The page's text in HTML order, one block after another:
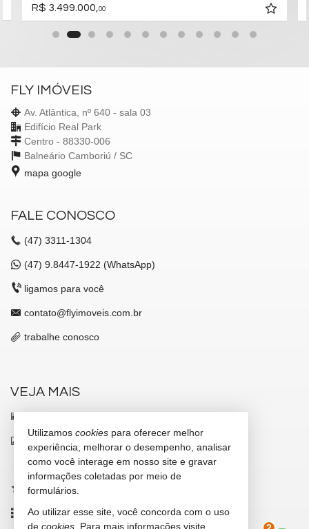
R$ 3.499.000,00
FLY IMÓVEIS
Av. Atlântica, nº 640 - sala 03
Edifício Real Park
Centro - 88330-006
Balneário Camboriú / SC
mapa google
FALE CONOSCO
(47) 3311-1304
(47) 9.8447-1922 (WhatsApp)
ligamos para você
contato@flyimoveis.com.br
trabalhe conosco
VEJA MAIS
indicadores financeiros
cadastre seu imóvel
imóveis favoritos
mapa de imóveis
2
Utilizamos cookies para oferecer melhor
experiência, melhorar o desempenho, analisar
como você interage em nosso site e gravar
informações coletadas por meio de
formulários.
Ao utilizar esse site, você concorda com o uso
de cookies . Para mais informações visite